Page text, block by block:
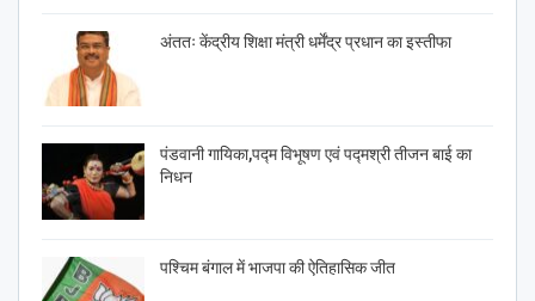
अंततः केंद्रीय शिक्षा मंत्री धर्मेंद्र प्रधान का इस्तीफा
पंडवानी गायिका,पद्म विभूषण एवं पद्मश्री तीजन बाई का
निधन
पश्चिम बंगाल में भाजपा की ऐतिहासिक जीत